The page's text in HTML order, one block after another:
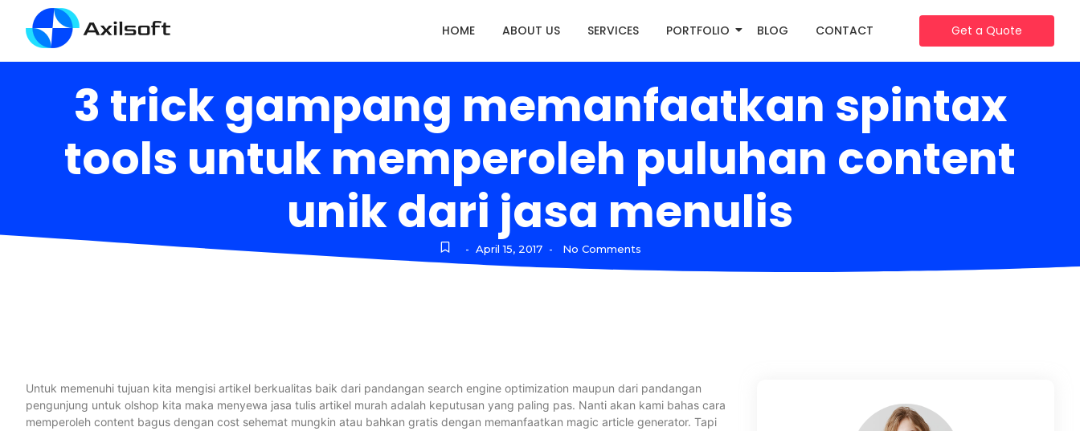
HOME ABOUT US SERVICES PORTFOLIO BLOG CONTACT Get a Quote
3 trick gampang memanfaatkan spintax
tools untuk memperoleh puluhan content
unik dari jasa menulis
- April 15, 2017 - No Comments
Untuk memenuhi tujuan kita mengisi artikel berkualitas baik dari pandangan search engine optimization maupun dari pandangan
pengunjung untuk olshop kita maka menyewa jasa tulis artikel murah adalah keputusan yang paling pas. Nanti akan kami bahas cara
memperoleh content bagus dengan cost sehemat mungkin atau bahkan gratis dengan memanfaatkan magic article generator. Tapi